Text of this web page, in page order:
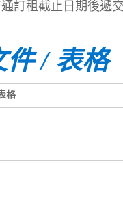
訂租截止日期後遞
件 / 表格
格